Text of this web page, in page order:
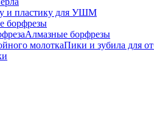
и пластику для УШМ
борфрезы
Алмазные борфрезы
Пики и зубила для